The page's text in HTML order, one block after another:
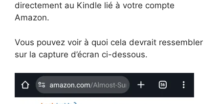
directement au Kindle lié à votre compte
Amazon.
Vous pouvez voir à quoi cela devrait ressembler
sur la capture d’écran ci-dessous.